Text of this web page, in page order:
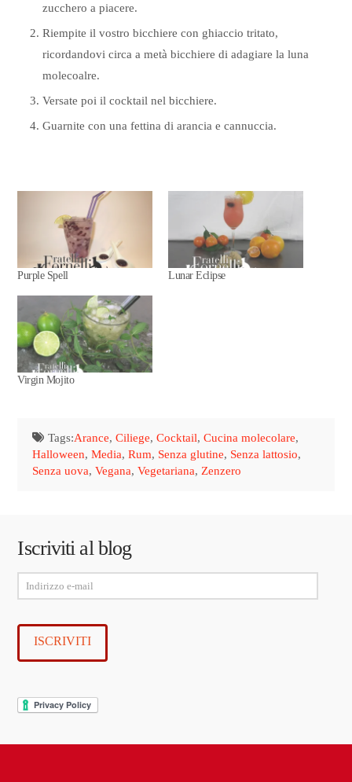
zucchero a piacere.
Riempite il vostro bicchiere con ghiaccio tritato,
ricordandovi circa a metà bicchiere di adagiare la luna
molecoalre.
Versate poi il cocktail nel bicchiere.
Guarnite con una fettina di arancia e cannuccia.
Purple Spell Lunar Eclipse
Virgin Mojito
Tags:Arance, Ciliege, Cocktail, Cucina molecolare,
Halloween,Media,Rum, Senza glutine, Senza lattosio,
Senza uova,Vegana,Vegetariana, Zenzero
Iscriviti al blog
Indirizzo
e-
mail
ISCRIVITI